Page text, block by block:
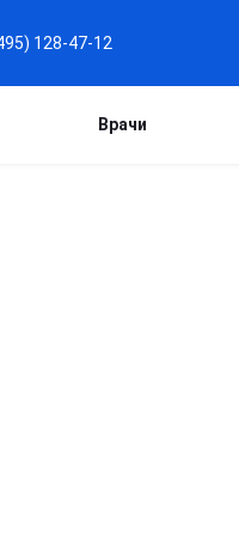
128-47-12
Врачи